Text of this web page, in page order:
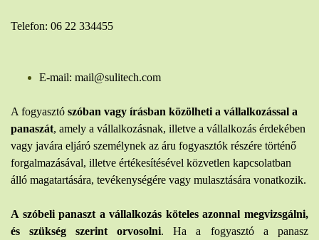
Telefon: 06 22 334455
E-mail: mail@sulitech.com
A fogyasztó szóban vagy írásban közölheti a vállalkozással a
panaszát, amely a vállalkozásnak, illetve a vállalkozás érdekében
vagy javára eljáró személynek az áru fogyasztók részére történő
forgalmazásával, illetve értékesítésével közvetlen kapcsolatban
álló magatartására, tevékenységére vagy mulasztására vonatkozik.
A szóbeli panaszt a vállalkozás köteles azonnal megvizsgálni,
és szükség szerint orvosolni. Ha a fogyasztó a panasz